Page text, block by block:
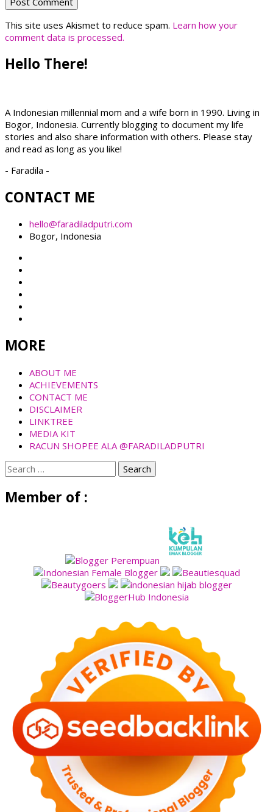
This site uses Akismet to reduce spam. Learn how your
comment data is processed.
Hello There!
A Indonesian millennial mom and a wife born in 1990. Living in
Bogor, Indonesia. Currently blogging to document my life
stories and also share information with others. Please stay
and read as long as you like!
- Faradila -
CONTACT ME
hello@faradiladputri.com
Bogor, Indonesia
MORE
ABOUT ME
ACHIEVEMENTS
CONTACT ME
DISCLAIMER
LINKTREE
MEDIA KIT
RACUN SHOPEE ALA @FARADILADPUTRI
Search
for:
Member of :